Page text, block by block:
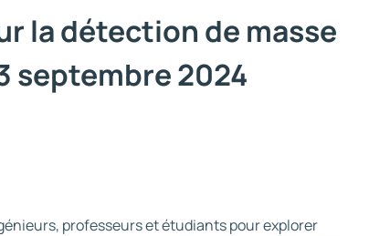
la détection de masse
septembre 2024
professeurs et étudiants pour explorer